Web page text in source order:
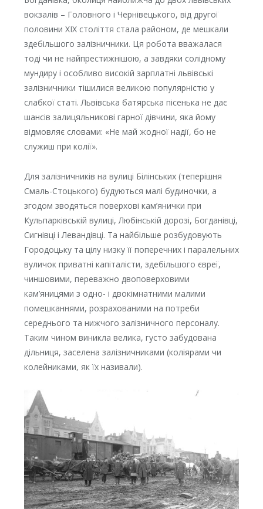
вокзалів – Головного і Чернівецького, від другої
половини XIX століття стала районом, де мешкали
здебільшого залізничники. Ця робота вважалася
тоді чи не найпрестижнішою, а завдяки солідному
мундиру і особливо високій зарплатні львівські
залізничники тішилися великою популярністю у
слабкої статі. Львівська батярська пісенька не дає
шансів залицяльникові гарної дівчини, яка йому
відмовляє словами: «Не май жодної надії, бо не
служиш при колії».
Для залізничників на вулиці Білінських (теперішня
Смаль-Стоцького) будуються малі будиночки, а
згодом зводяться поверхові кам’янички при
Кульпарківській вулиці, Любінській дорозі, Богданівці,
Сигнівці і Левандівці. Та найбільше розбудовують
Городоцьку та цілу низку її поперечних і паралельних
вуличок приватні капіталісти, здебільшого євреї,
чиншовими, переважно двоповерховими
кам’яницями з одно- і двокімнатними малими
помешканнями, розрахованими на потреби
середнього та нижчого залізничного персоналу.
Таким чином виникла велика, густо забудована
дільниця, заселена залізничниками (коліярами чи
колейниками, як їх називали).